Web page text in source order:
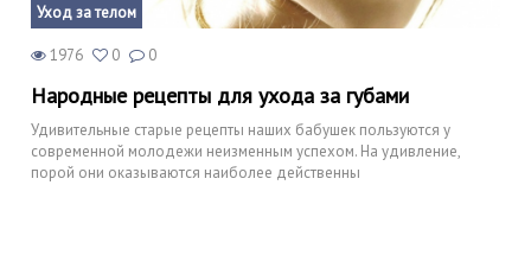
Уход за телом
1976 0 0
Народные рецепты для ухода за губами
Удивительные старые рецепты наших бабушек пользуются у
современной молодежи неизменным успехом. На удивление,
порой они оказываются наиболее действенны